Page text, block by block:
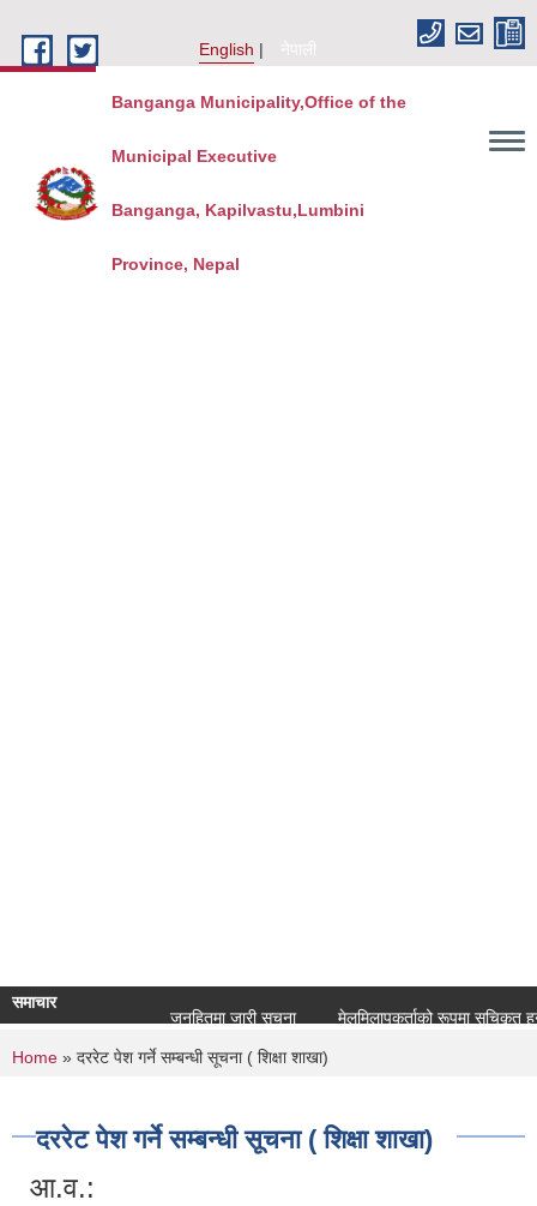
English
नेपाली
Banganga Municipality,Office of the
Municipal Executive
Banganga, Kapilvastu,Lumbini
Province, Nepal
समाचार
जनहितमा जारी सूचना
मेलमिलापकर्ताको रूपमा सूचिकृत हुने
You are here
Home » दररेट पेश गर्ने सम्बन्धी सूचना ( शिक्षा शाखा)
दररेट पेश गर्ने सम्बन्धी सूचना ( शिक्षा शाखा)
आ.व.: